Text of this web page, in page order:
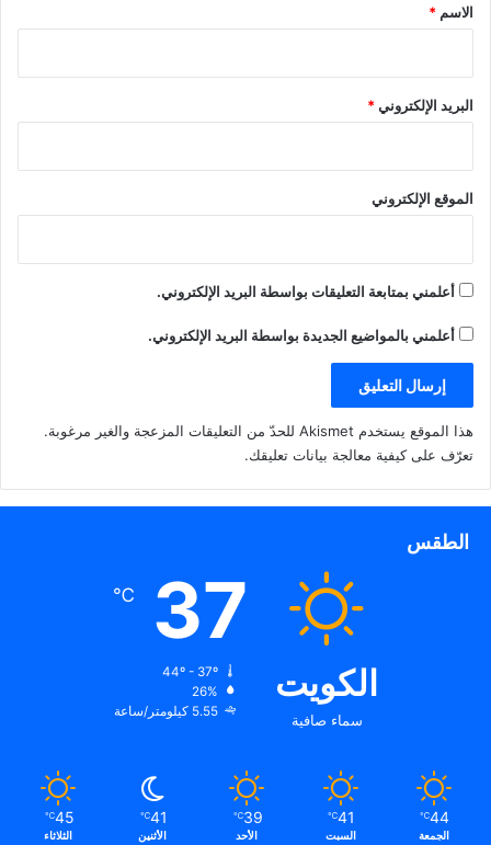
*
الاسم *
البريد الإلكتروني*
الموقع الإلكتروني
أعلمني بمتابعة التعليقات بواسطة البريد الإلكتروني.
أعلمني بالمواضيع الجديدة بواسطة البريد الإلكتروني.
هذا الموقع يستخدم Akismet للحدّ من التعليقات المزعجة والغير مرغوبة.
تعرّف على كيفية معالجة بيانات تعليقك.
الطقس
الكويت
سماء صافية
37
℃
26%
5.55 كيلومتر/ساعة
44
℃
الجمعة
41
℃
السبت
39
℃
الأحد
41
℃
الأثنين
45
℃
الثلاثاء